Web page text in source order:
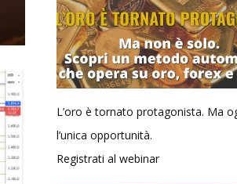
L’oro è tornato protagonista. Ma
l’unica opportunità.
Registrati al webinar